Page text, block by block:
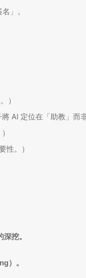
」。
）
AI 定位在「助教」而
性。）
挖。
）。